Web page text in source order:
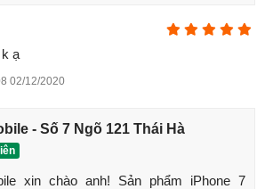
ạ
02/12/2020
- Số 7 Ngõ 121 Thái Hà
xin chào anh! Sản phẩm iPhone 7